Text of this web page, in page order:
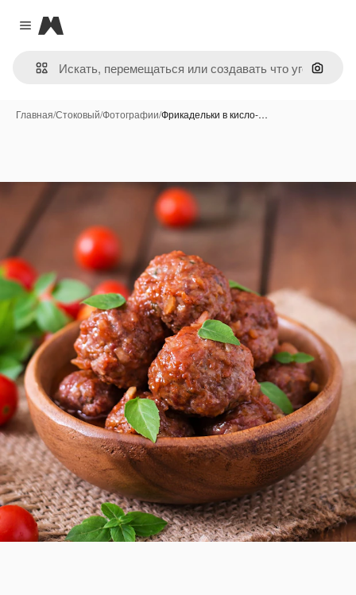
Close menu
Magnific
Поиск
Главная/Стоковый/Фотографии/Фрикадельки в кисло-…